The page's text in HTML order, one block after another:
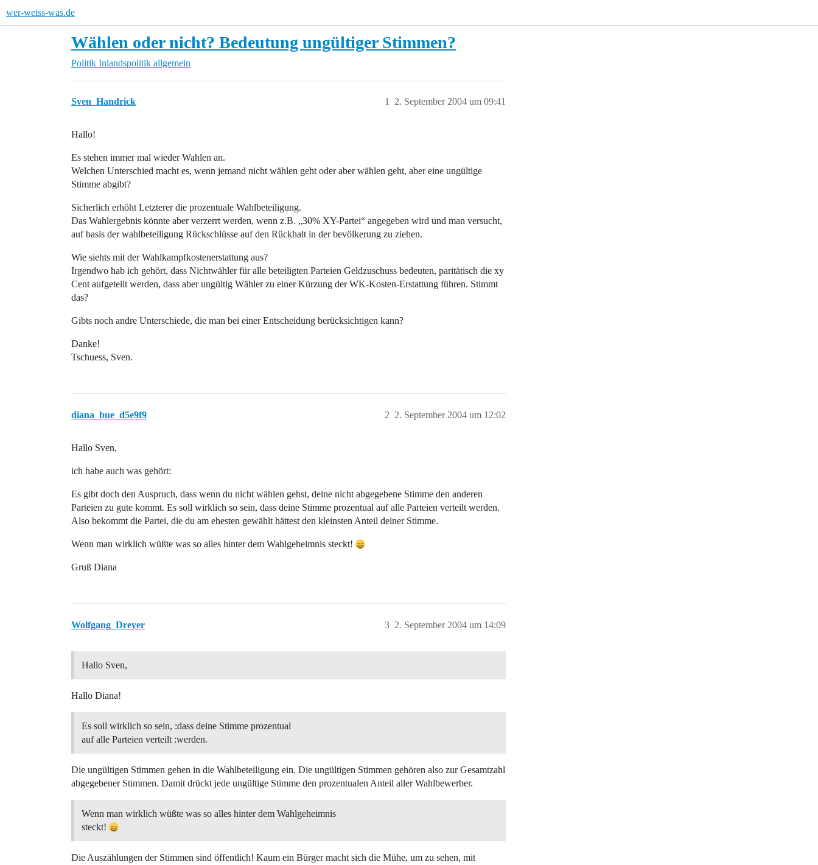
wer-weiss-was.de
Wählen oder nicht? Bedeutung ungültiger Stimmen?
Politik Inlandspolitik allgemein
Sven_Handrick 2. September 2004 um 09:41
1
Hallo!
Es stehen immer mal wieder Wahlen an.
Welchen Unterschied macht es, wenn jemand nicht wählen geht oder aber wählen geht, aber eine ungültige
Stimme abgibt?
Sicherlich erhöht Letzterer die prozentuale Wahlbeteiligung.
Das Wahlergebnis könnte aber verzerrt werden, wenn z.B. „30% XY-Partei“ angegeben wird und man versucht,
auf basis der wahlbeteiligung Rückschlüsse auf den Rückhalt in der bevölkerung zu ziehen.
Wie siehts mit der Wahlkampfkostenerstattung aus?
Irgendwo hab ich gehört, dass Nichtwähler für alle beteiligten Parteien Geldzuschuss bedeuten, paritätisch die xy
Cent aufgeteilt werden, dass aber ungültig Wähler zu einer Kürzung der WK-Kosten-Erstattung führen. Stimmt
das?
Gibts noch andre Unterschiede, die man bei einer Entscheidung berücksichtigen kann?
Danke!
Tschuess, Sven.
diana_bue_d5e9f9 2. September 2004 um 12:02
2
Hallo Sven,
ich habe auch was gehört:
Es gibt doch den Auspruch, dass wenn du nicht wählen gehst, deine nicht abgegebene Stimme den anderen
Parteien zu gute kommt. Es soll wirklich so sein, dass deine Stimme prozentual auf alle Parteien verteilt werden.
Also bekommt die Partei, die du am ehesten gewählt hättest den kleinsten Anteil deiner Stimme.
Wenn man wirklich wüßte was so alles hinter dem Wahlgeheimnis steckt!
Gruß Diana
Wolfgang_Dreyer 2. September 2004 um 14:09
3
Hallo Sven,
Hallo Diana!
Es soll wirklich so sein, :dass deine Stimme prozentual
auf alle Parteien verteilt :werden.
Die ungültigen Stimmen gehen in die Wahlbeteiligung ein. Die ungültigen Stimmen gehören also zur Gesamtzahl
abgegebener Stimmen. Damit drückt jede ungültige Stimme den prozentualen Anteil aller Wahlbewerber.
Wenn man wirklich wüßte was so alles hinter dem Wahlgeheimnis
steckt!
Die Auszählungen der Stimmen sind öffentlich! Kaum ein Bürger macht sich die Mühe, um zu sehen, mit